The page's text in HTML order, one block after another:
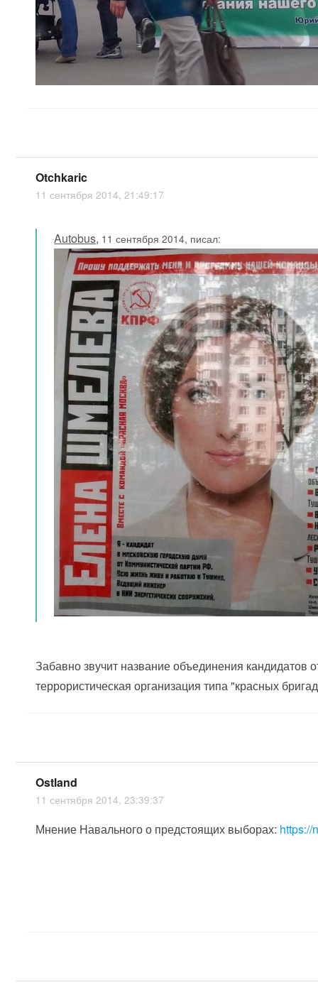
Otchkaric
11 сентября 2014, 21:49:17
Autobus, 11 сентября 2014, писал:
Забавно звучит название объединения
террористическая организация типа "красных
Ostland
11 сентября 2014, 23:39:37
Мнение Навального о предстоящих выборах: https://